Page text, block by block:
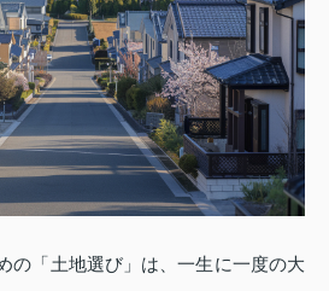
の「土地選び」は、一生に一度の大